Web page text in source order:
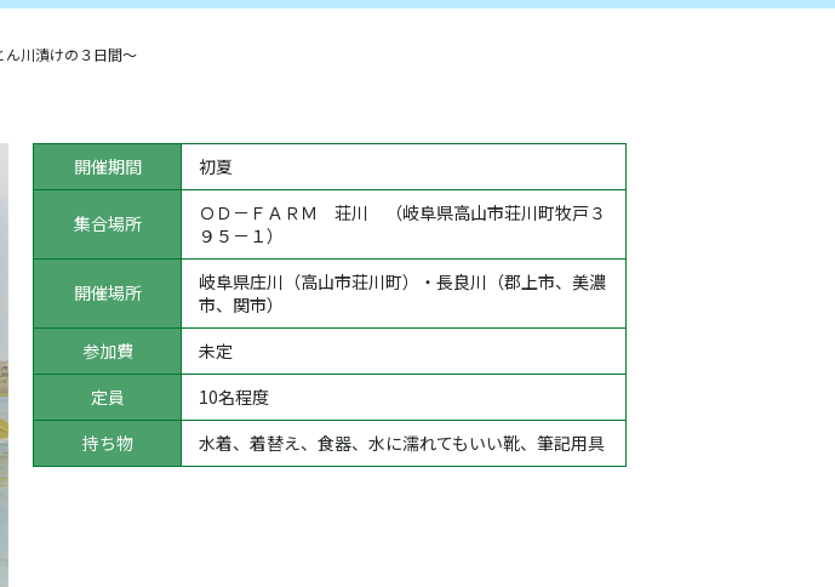
川漬けの３日間～
開催期間
初夏
集合場所
ＯＤ－ＦＡＲＭ 荘川 （岐阜県高山市荘川町牧戸３
９５－１）
開催場所
岐阜県庄川（高山市荘川町）・長良川（郡上市、美濃
市、関市）
参加費
未定
定員
10名程度
持ち物
水着、着替え、食器、水に濡れてもいい靴、筆記用具